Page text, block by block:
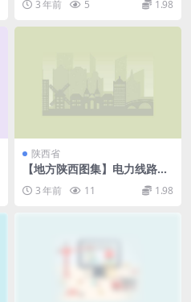
3 年前 5 1.98
陕西省
【地方陕西图集】电力线路敷
设及安装电力控制及照明装置
09系列建筑电气图集（第二
3 年前 11 1.98